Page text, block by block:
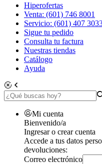
Hiperofertas
Venta: (601) 746 8001
Servicio: (601) 407
Sigue tu pedido
Consulta tu factura
Nuestras tiendas
Catálogo
Ayuda
Mi cuenta
Bienvenido/a
Ingresar o crear cuenta
Accede a tus datos
devoluciones:
Correo electrónico